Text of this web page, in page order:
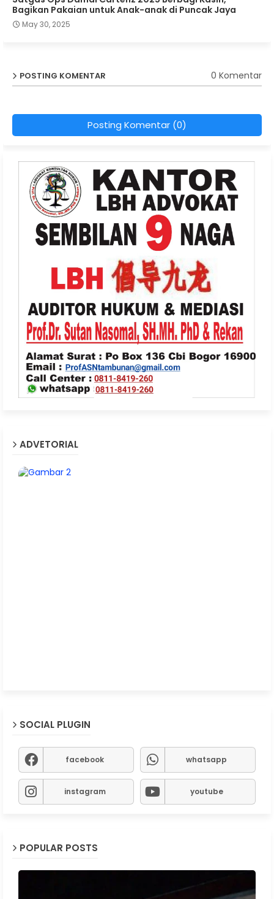
Bagikan Pakaian untuk Anak-anak di Puncak Jaya
May 30, 2025
POSTING KOMENTAR 0 Komentar
Posting Komentar (0)
ADVETORIAL
SOCIAL PLUGIN
facebook whatsapp
instagram youtube
POPULAR POSTS